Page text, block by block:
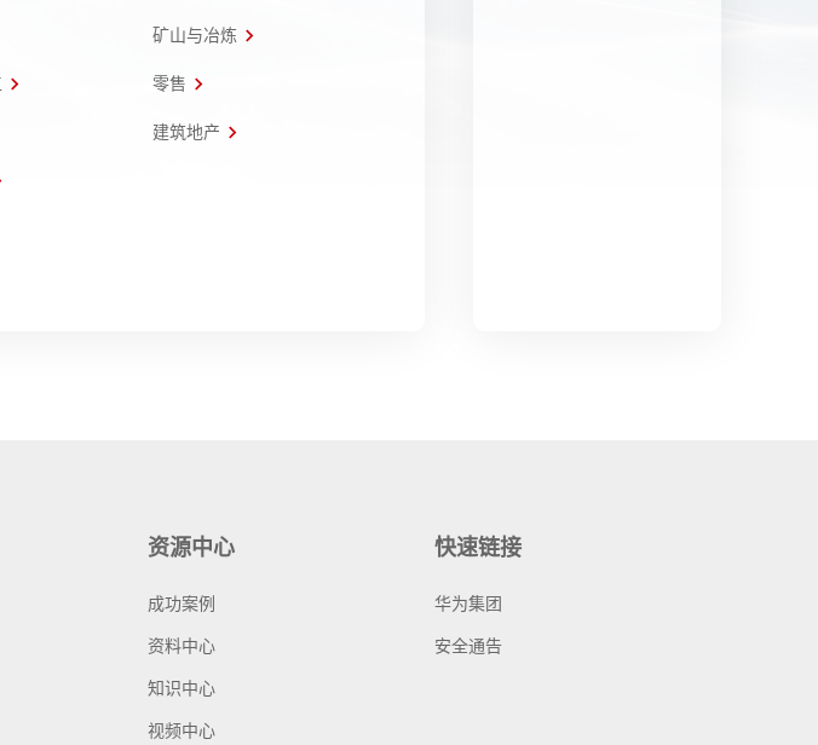
矿山与冶炼
零售
建筑地产
资源中心
成功案例
资料中心
知识中心
视频中心
快速链接
华为集团
安全通告